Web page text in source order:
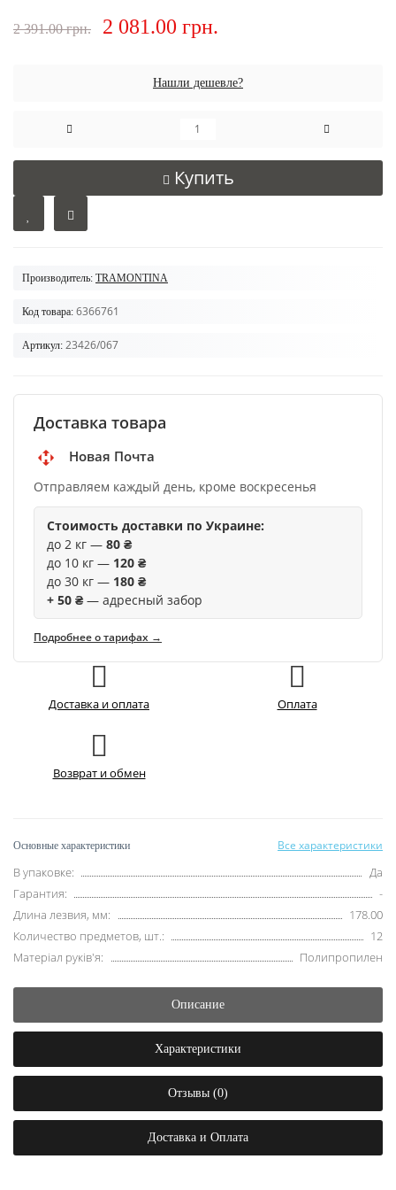
2 391.00 грн. 2 081.00 грн.
Нашли дешевле?
Купить
Производитель: TRAMONTINA
Код товара: 6366761
Артикул: 23426/067
Доставка товара
Новая Почта
Отправляем каждый день, кроме воскресенья
Стоимость доставки по Украине:
до 2 кг — 80 ₴
до 10 кг — 120 ₴
до 30 кг — 180 ₴
+ 50 ₴ — адресный забор
Подробнее о тарифах →
Доставка и оплата Оплата
Возврат и обмен
Основные характеристики Все характеристики
В упаковке:
Да
Гарантия:
-
Длина лезвия, мм:
178.00
Количество предметов, шт.:
12
Матеріал руків'я:
Полипропилен
Описание
Характеристики
Отзывы (0)
Доставка и Оплата